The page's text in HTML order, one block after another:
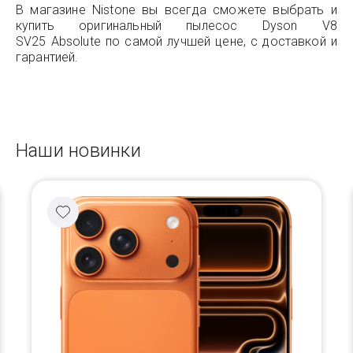
В магазине Nistone вы всегда сможете выбрать и
купить оригинальный пылесос Dyson V8
SV25 Absolute по самой лучшей цене, с доставкой и
гарантией.
Наши новинки